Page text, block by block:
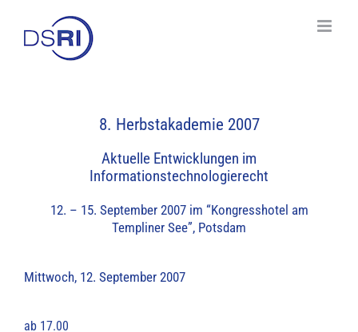
content
8. Herbstakademie 2007
Aktuelle Entwicklungen im
Informationstechnologierecht
12. – 15. September 2007 im “Kongresshotel am
Templiner See”, Potsdam
Mittwoch, 12. September 2007
ab 17.00